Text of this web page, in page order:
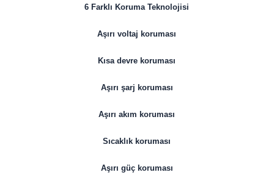
6 Farklı Koruma Teknolojisi
Aşırı voltaj koruması
Kısa devre koruması
Aşırı şarj koruması
Aşırı akım koruması
Sıcaklık koruması
Aşırı güç koruması